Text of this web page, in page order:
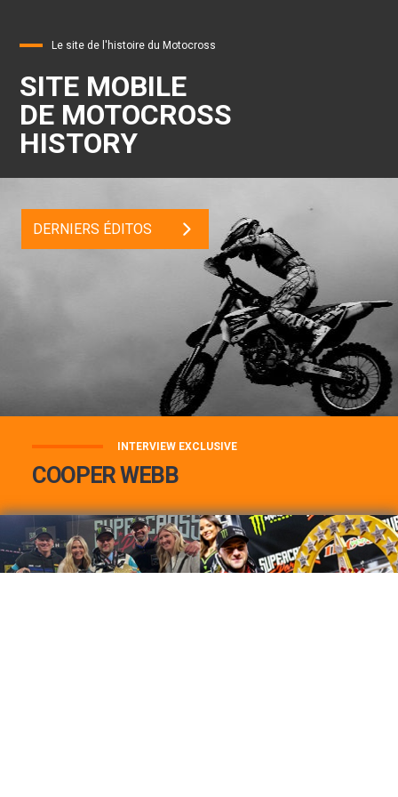
Le site de l'histoire du Motocross
SITE MOBILE
DE MOTOCROSS
HISTORY
DERNIERS ÉDITOS
INTERVIEW EXCLUSIVE
COOPER WEBB